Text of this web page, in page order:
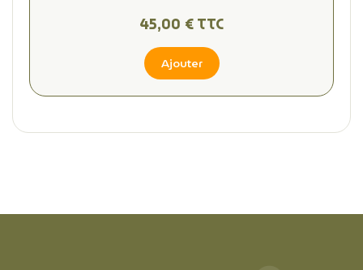
45,00 € TTC
Ajouter